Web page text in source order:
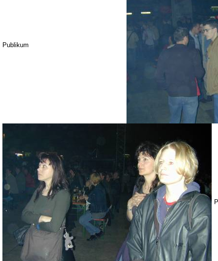
Publikum